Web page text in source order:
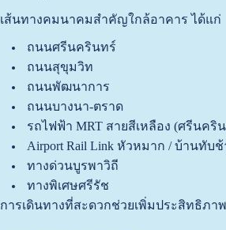
เส้นทางคมนาคมสำคัญใกล้อาคาร ได้แก่
ถนนศรีนครินทร์
ถนนสุขุมวิท
ถนนพัฒนาการ
ถนนบางนา-ตราด
รถไฟฟ้า MRT สายสีเหลือง (ศรีนคริ
Airport Rail Link หัวหมาก / บ้านทับช้
ทางด่วนบูรพาวิถี
ทางพิเศษศรีรัช
การเดินทางที่สะดวกช่วยเพิ่มประสิทธิภา